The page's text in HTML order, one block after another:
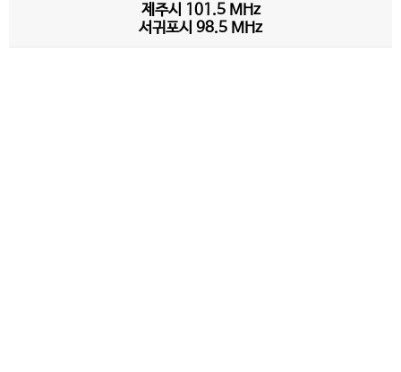
제주시 101.5 MHz
서귀포시 98.5 MHz